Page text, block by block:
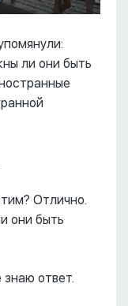
ли они быть
Отлично.
они быть
ответ.